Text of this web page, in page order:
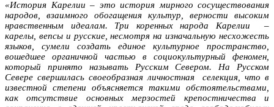
«История Карелии – это история мирного сосуществования
народов, взаимного обогащения культур, верности высоким
нравственным идеалам. Три коренных народа Карелии –
карелы, вепсы и русские, несмотря на изначальную несхожесть
языков, сумели создать единое культурное пространство,
вошедшее органичной частью в социокультурный феномен,
который принято называть Русским Севером. На Русском
Севере свершилась своеобразная личностная селекция, что в
известной степени объясняется такими обстоятельствами,
как отсутствие основных мерзостей крепостничества и